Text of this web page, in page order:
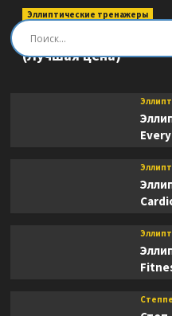
Fit
MX-
(Лучшая
Эллиптические тренажеры
Эллиптический
(Лучшая цена)